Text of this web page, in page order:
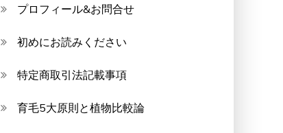
プロフィール&お問合せ
初めにお読みください
特定商取引法記載事項
育毛5大原則と植物比較論